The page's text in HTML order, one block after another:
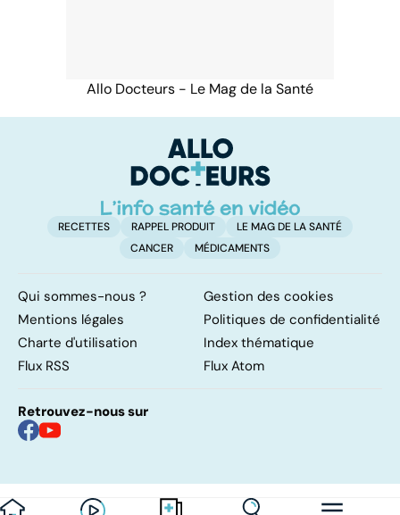
Allo Docteurs - Le Mag de la Santé
RECETTES RAPPEL PRODUIT
LE MAG DE LA SANTÉ
CANCER
MÉDICAMENTS
Qui sommes-nous ?
Gestion des cookies
Mentions légales
Politiques de confidentialité
Charte d'utilisation
Index thématique
Flux RSS
Flux Atom
Retrouvez-nous sur